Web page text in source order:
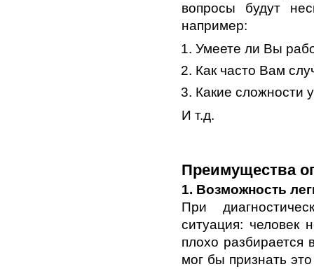
вопросы будут
например:
Умеете ли Вы
Как часто Вам
Какие сложности
И т.д.
Преимущества
1. Возможность
При
ситуация: человек
плохо разбирается
мог бы признать